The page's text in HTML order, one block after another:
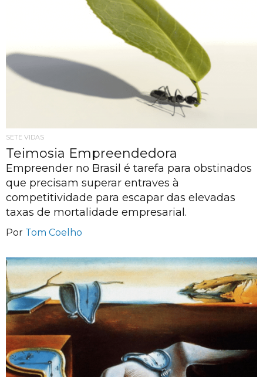
SETE VIDAS
Teimosia Empreendedora
Empreender no Brasil é tarefa para obstinados
que precisam superar entraves à
competitividade para escapar das elevadas
taxas de mortalidade empresarial.
Por Tom Coelho